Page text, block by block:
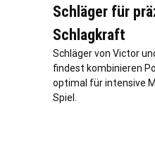
Schläger für
Schlagkraft
Schläger von Victor
findest kombinieren
optimal für intensive
Spiel.